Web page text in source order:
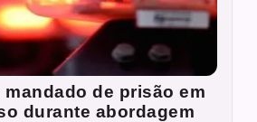
mandado de prisão em
durante abordagem